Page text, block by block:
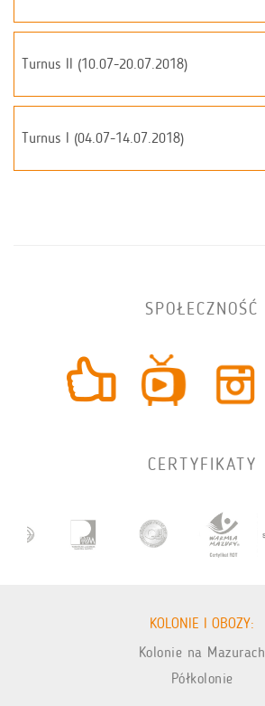
Turnus II (10.07-20.07.2018)
Turnus I (04.07-14.07.2018)
SPOŁECZNOŚĆ
CERTYFIKATY
KOLONIE I OBOZY:
Kolonie na Mazurach
Półkolonie